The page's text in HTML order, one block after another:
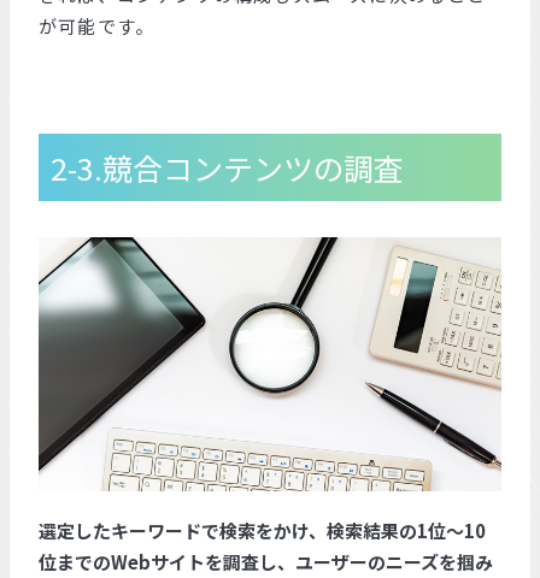
が可能です。
2-3.競合コンテンツの調査
選定したキーワードで検索をかけ、検索結果の1位～10
位までのWebサイトを調査し、ユーザーのニーズを掴み